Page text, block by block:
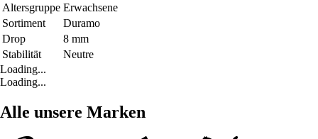
Altersgruppe Erwachsene
Sortiment
Duramo
Drop
8 mm
Stabilität
Neutre
Loading...
Loading...
Alle unsere Marken